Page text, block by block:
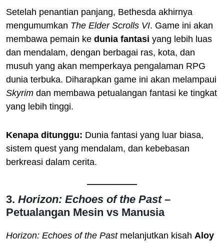
Setelah penantian panjang, Bethesda akhirnya
mengumumkan The Elder Scrolls VI. Game ini akan
membawa pemain ke dunia fantasi yang lebih luas
dan mendalam, dengan berbagai ras, kota, dan
musuh yang akan memperkaya pengalaman RPG
dunia terbuka. Diharapkan game ini akan melampaui
Skyrim dan membawa petualangan fantasi ke tingkat
yang lebih tinggi.
Kenapa ditunggu: Dunia fantasi yang luar biasa,
sistem quest yang mendalam, dan kebebasan
berkreasi dalam cerita.
3. Horizon: Echoes of the Past–
Petualangan Mesin vs Manusia
Horizon: Echoes of the Pastmelanjutkan kisah Aloy